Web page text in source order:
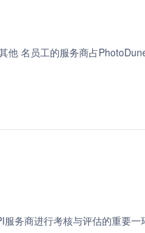
他 名员工的服务商占
务商进行考核与评估的重要